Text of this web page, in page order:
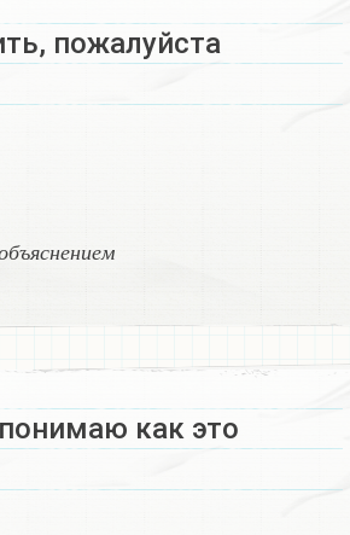
пожалуйста
о б ъяс н е н и ем
как это